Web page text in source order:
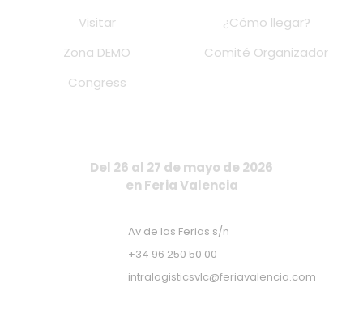
Visitar
Zona DEMO
Congress
¿Cómo llegar?
Comité Organizador
Del 26 al 27 de mayo de 2026
en Feria Valencia
Av de las Ferias s/n
+34 96 250 50 00
intralogisticsvlc@feriavalencia.com